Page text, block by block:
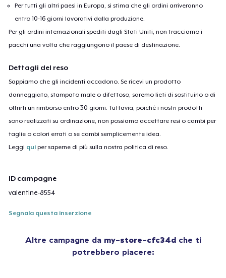
Per tutti gli altri paesi in Europa, si stima che gli ordini arriveranno
entro 10-16 giorni lavorativi dalla produzione.
Per gli ordini internazionali spediti dagli Stati Uniti, non tracciamo i
pacchi una volta che raggiungono il paese di destinazione.
Dettagli del reso
Sappiamo che gli incidenti accadono. Se ricevi un prodotto
danneggiato, stampato male o difettoso, saremo lieti di sostituirlo o di
offrirti un rimborso entro 30 giorni. Tuttavia, poiché i nostri prodotti
sono realizzati su ordinazione, non possiamo accettare resi o cambi per
taglie o colori errati o se cambi semplicemente idea.
Leggi qui per saperne di più sulla nostra politica di reso.
ID campagne
valentine-8554
Segnala questa inserzione
Altre campagne da my-store-cfc34dche ti
potrebbero piacere: